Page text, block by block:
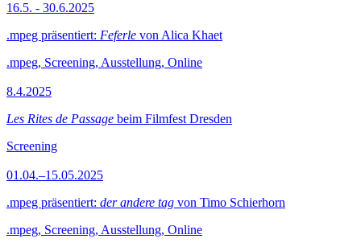
16.5. - 30.6.2025
.mpeg präsentiert: Feferle von Alica Khaet
.mpeg, Screening, Ausstellung, Online
8.4.2025
Les Rites de Passage beim Filmfest Dresden
Screening
01.04.–15.05.2025
.mpeg präsentiert: der andere tag von Timo Schierhorn
.mpeg, Screening, Ausstellung, Online